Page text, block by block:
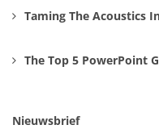
Taming The Acoustics
The Top 5 PowerPoint
Nieuwsbrief